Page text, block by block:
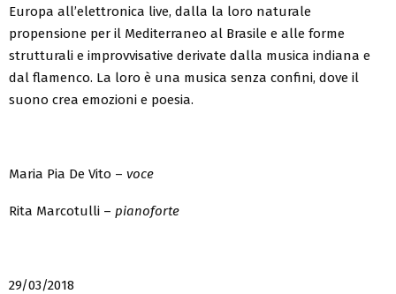
Europa all’elettronica live, dalla la loro naturale
propensione per il Mediterraneo al Brasile e alle forme
strutturali e improvvisative derivate dalla musica indiana e
dal flamenco. La loro è una musica senza confini, dove il
suono crea emozioni e poesia.
Maria Pia De Vito – voce
Rita Marcotulli – pianoforte
29/03/2018